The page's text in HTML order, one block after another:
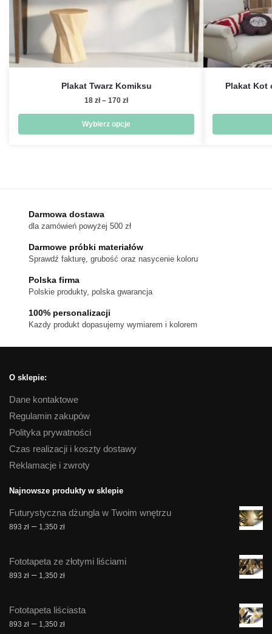
Plakat Twarz Komiksu
18 zł – 170 złZakres
od
18 zł
Wybierz opcje
można
wybrać
na
produktu
Plakat Kot
Darmowa dostawa
dla zamówień powyżej 500 zł
Darmowe próbki materiałów
Sprawdź fakturę, grubość oraz nasycenie koloru
Polska firma
Polskie produkty, polska gwarancja
100% personalizacji
Kazdy produkt dopasujemy wymiarem i kolorem
O sklepie:
Dane kontaktowe
Regulamin zakupów
Polityka prywatności
Czas realizacji i koszty dostawy
Reklamacje i zwroty
Najnowsze produkty w sklepie
Futurystyczna dżungla w Twoim wnętrzu
893 zł – 1,350 złZakres
893 zł
do
Fototapeta ze złotymi liściami
893 zł – 1,350 złZakres
893 zł
do
Fototapeta liściasta
893 zł – 1,350 złZakres